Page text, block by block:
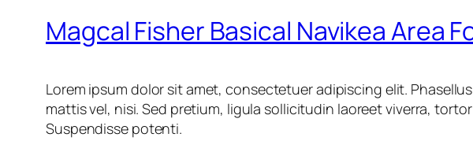
Magcal Fisher Basical Navikea Area
Lorem ipsum dolor sit amet, consectetuer adipiscing elit.
mattis vel, nisi. Sed pretium, ligula sollicitudin laoreet viverra,
Suspendisse potenti.